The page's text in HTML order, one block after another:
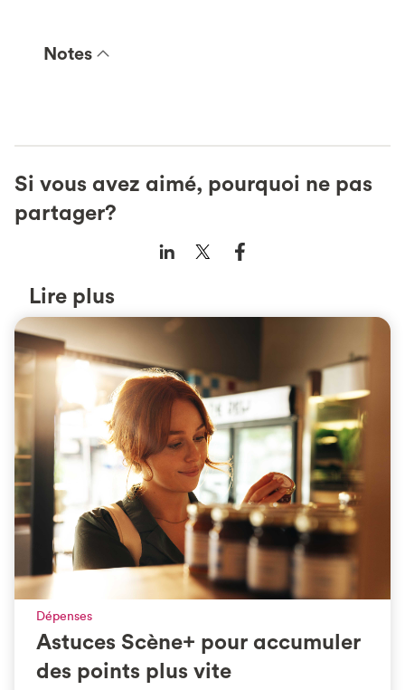
Notes
Si vous avez aimé, pourquoi ne pas
partager?
Lire plus
Dépenses
Astuces Scène+ pour accumuler
des points plus vite